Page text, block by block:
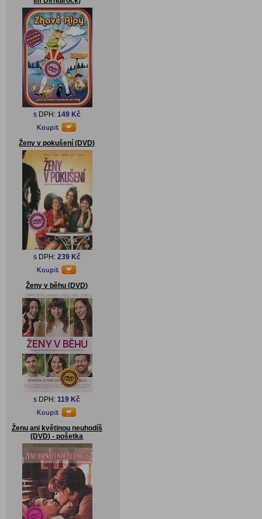
s DPH: 149 Kč
Ženy v pokušení (DVD)
s DPH: 239 Kč
Ženy v běhu (DVD)
s DPH:119 Kč
Ženu ani květinou neuhodíš
(DVD) - pošetka